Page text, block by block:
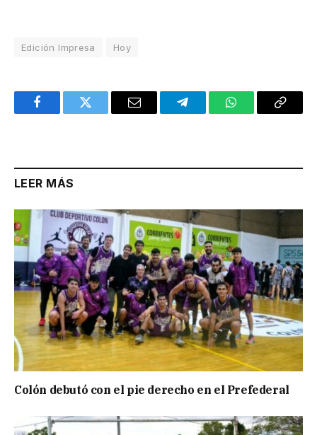
Edición Impresa Hoy
FacebookTwitter Email TelegramWhatsAppCopy
LEER MÁS
Colón debutó con el pie derecho en el Prefederal